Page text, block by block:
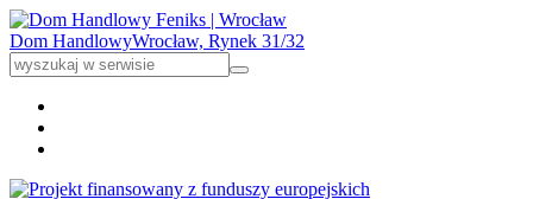
Dom HandlowyWrocław, Rynek 31/32